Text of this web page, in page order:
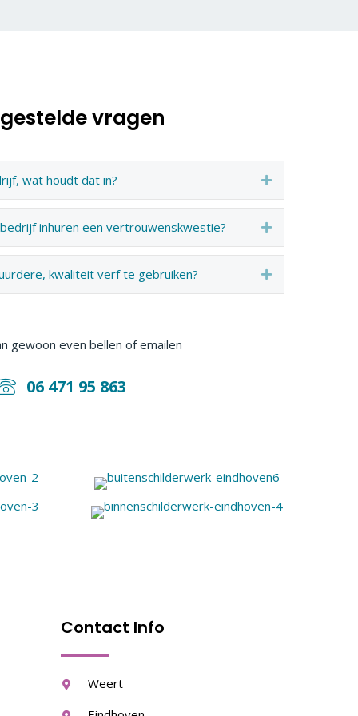
vragen
wat houdt dat in? Expand
inhuren een vertrouwenskwestie? Expand
kwaliteit verf te gebruiken? Expand
gewoon even bellen of emailen
06 471 95 863
Contact Info
Weert